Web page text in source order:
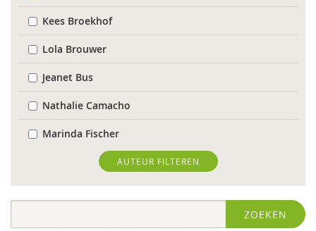
Kees Broekhof
Lola Brouwer
Jeanet Bus
Nathalie Camacho
Marinda Fischer
Sieneke Goorhuis-Brouwer
Jolien Hesselberth
AUTEUR FILTEREN
ZOEKEN